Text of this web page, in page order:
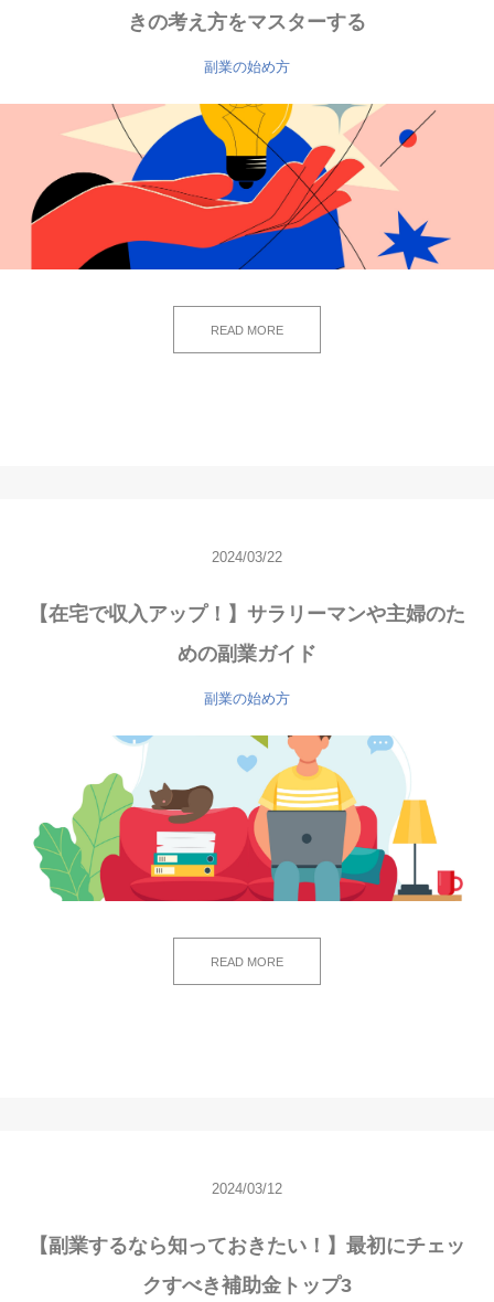
きの考え方をマスターする
副業の始め方
READ MORE
2024/03/22
【在宅で収入アップ！】サラリーマンや主婦のた
めの副業ガイド
副業の始め方
READ MORE
2024/03/12
【副業するなら知っておきたい！】最初にチェッ
クすべき補助金トップ3